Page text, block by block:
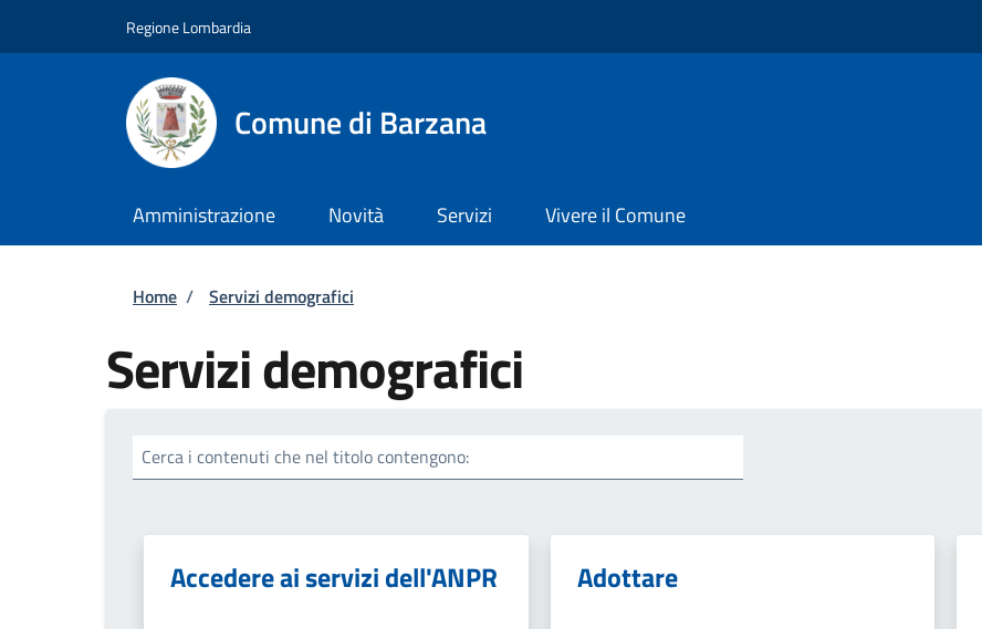
Regione Lombardia
Comune di Barzana
Amministrazione Novità Servizi Vivere il Comune
Briciole di pane
Home / Servizi demografici
Servizi demografici
Cerca i contenuti che nel titolo contengono:
Accedere ai servizi dell'ANPR Adottare